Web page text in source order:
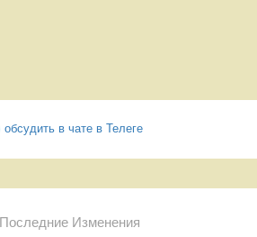
обсудить в чате в Телеге
Последние Изменения